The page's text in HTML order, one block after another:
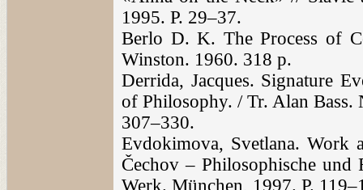
1995. P. 29–37.
Berlo D. K. The Process of
Winston. 1960. 318 p.
Derrida, Jacques. Signature
of Philosophy. / Tr. Alan Bass.
307–330.
Evdokimova, Svetlana. Work
Čechov – Philosophische
Werk. München, 1997. P.